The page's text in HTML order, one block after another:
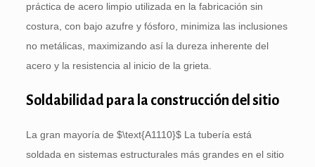
práctica de acero limpio utilizada en la fabricación sin
costura, con bajo azufre y fósforo, minimiza las inclusiones
no metálicas, maximizando así la dureza inherente del
acero y la resistencia al inicio de la grieta.
Soldabilidad para la construcción del sitio
La gran mayoría de $\text{A1110}$La tubería está
soldada en sistemas estructurales más grandes en el sitio